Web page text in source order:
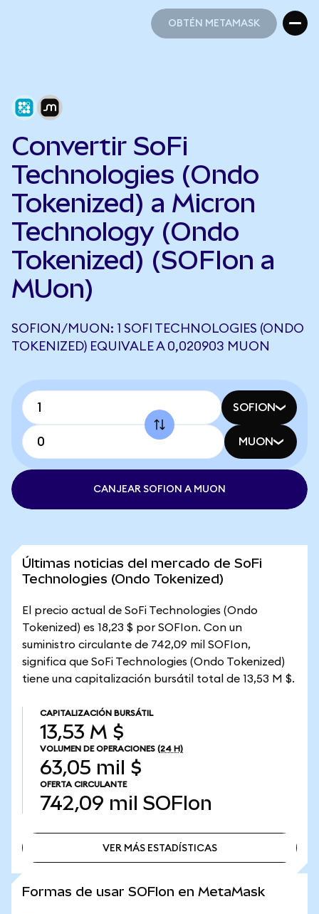
OBTÉN METAMASK
Convertir SoFi
Technologies (Ondo
Tokenized) a Micron
Technology (Ondo
Tokenized) (SOFIon a
MUon)
SOFION/MUON: 1 SOFI TECHNOLOGIES (ONDO
TOKENIZED) EQUIVALE A 0,020903 MUON
SOFION
MUON
CANJEAR SOFION A MUON
Últimas noticias del mercado de SoFi
Technologies (Ondo Tokenized)
El precio actual de SoFi Technologies (Ondo
Tokenized) es 18,23 $ por SOFIon. Con un
suministro circulante de 742,09 mil SOFIon,
significa que SoFi Technologies (Ondo Tokenized)
tiene una capitalización bursátil total de 13,53 M $.
CAPITALIZACIÓN BURSÁTIL
13,53 M $
VOLUMEN DE OPERACIONES (24 H)
63,05 mil $
OFERTA CIRCULANTE
742,09 mil SOFIon
VER MÁS ESTADÍSTICAS
Formas de usar SOFIon en MetaMask